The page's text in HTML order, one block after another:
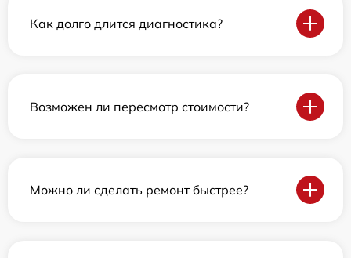
Как долго длится диагностика?
Возможен ли пересмотр стоимости?
Можно ли сделать ремонт быстрее?